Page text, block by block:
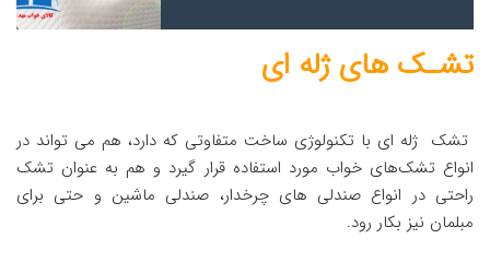
تشـک های ژله ای
تشک ژله ای با تکنولوژی ساخت متفاوتی که دارد، هم می تواند در
انواع تشک‌های خواب مورد استفاده قرار گیرد و هم به عنوان تشک
راحتی در انواع صندلی های چرخدار، صندلی ماشین و حتی برای
مبلمان نیز بکار رود.